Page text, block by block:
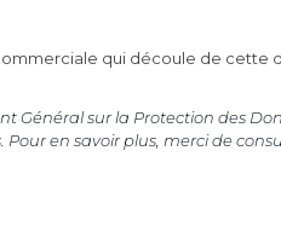
qui découle de cette
sur la Protection des
en savoir plus, merci de